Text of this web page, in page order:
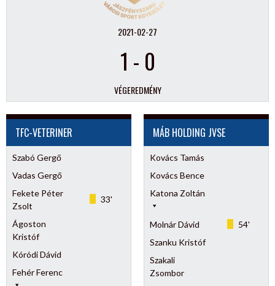
2021-02-27
1 - 0
VÉGEREDMÉNY
TFC-VETERINER
Szabó Gergő
Vadas Gergő
Fekete Péter
Zsolt
33'
Ágoston
Kristóf
Kóródi Dávid
Fehér Ferenc
MÁB HOLDING JVSE
Kovács Tamás
Kovács Bence
Katona Zoltán
Molnár Dávid
54'
Szanku Kristóf
Szakali
Zsombor